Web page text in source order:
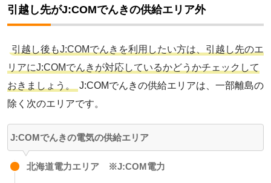
引越し先がJ:COMでんきの供給エリア外
引越し後もJ:COMでんきを利用したい方は、引越し先のエ
リアにJ:COMでんきが対応しているかどうかチェックして
おきましょう。
J:COMでんきの供給エリアは、一部離島の
除く次のエリアです。
J:COMでんきの電気の供給エリア
北海道電力エリア ※J:COM電力